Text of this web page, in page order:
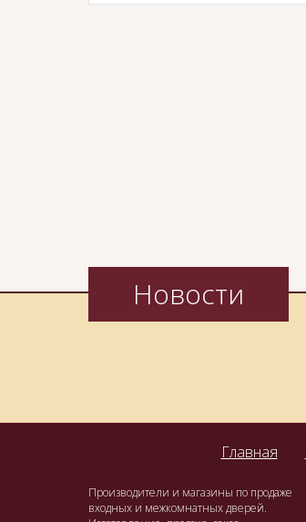
Новости
Главная
Производители и магазины по продаже
входных и межкомнатных дверей.